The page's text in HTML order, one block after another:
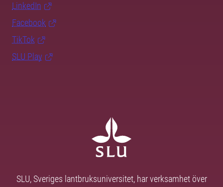
LinkedIn
Facebook
TikTok
SLU Play
SLU, Sveriges lantbruksuniversitet, har verksamhet över